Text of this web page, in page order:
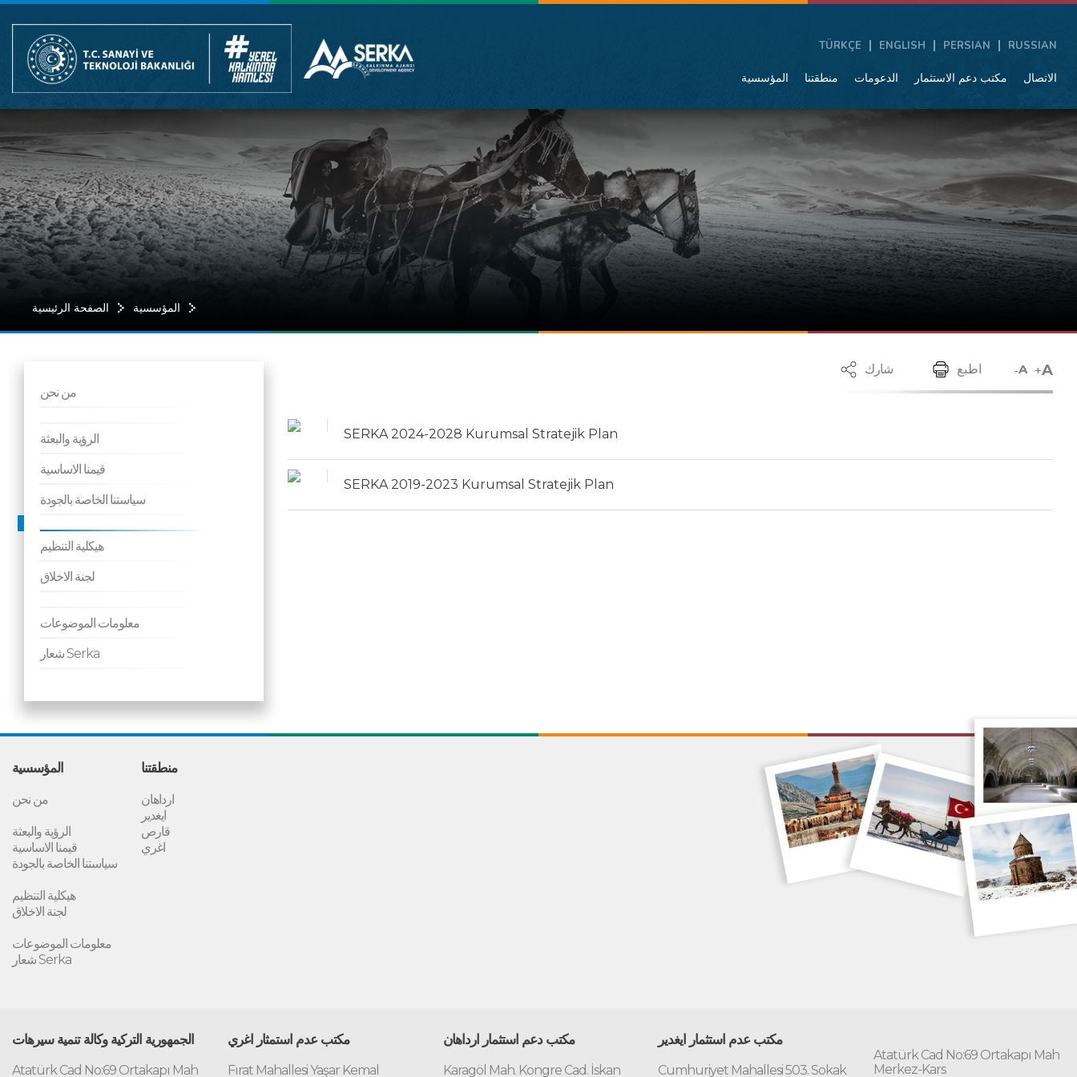
TÜRKÇE ENGLISH PERSIAN RUSSIAN
المؤسسية منطقتنا الدعومات مكتب دعم الاستثمار الاتصال
الصفحة الرئيسية المؤسسية
من نحن
الرؤية والبعثة
قيمنا الاساسية
سياستنا الخاصة بالجودة
هيكلية التنظيم
لجنة الاخلاق
معلومات الموضوعات
شعار Serka
شارك اطبع -A +A
SERKA 2024-2028 Kurumsal Stratejik Plan
SERKA 2019-2023 Kurumsal Stratejik Plan
المؤسسية
من نحن
الرؤية والبعثة
قيمنا الاساسية
سياستنا الخاصة بالجودة
هيكلية التنظيم
لجنة الاخلاق
معلومات الموضوعات
شعار Serka
منطقتنا
ارداهان
ايغدير
قارص
اغري
الجمهورية التركية وكالة تنمية سيرهات
Atatürk Cad No:69 Ortakapı Mah
مكتب عدم استمثار اغري
Fırat Mahallesi Yaşar Kemal
مكتب دعم استثمار ارداهان
Karagöl Mah. Kongre Cad. İskan
مكتب عدم استثمار ايغدير
Cumhuriyet Mahallesi 503. Sokak
Atatürk Cad No:69 Ortakapı Mah
Merkez-Kars